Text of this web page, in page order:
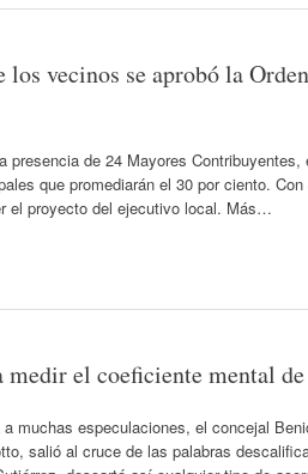
los vecinos se aprobó la
de 24 Mayores Contribuyentes,
que promediarán el 30 por ciento.
el proyecto del ejecutivo local. Más…
el coeficiente mental
muchas especulaciones, el concejal
salió al cruce de las palabras